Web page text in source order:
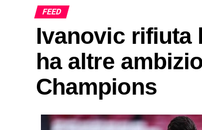
FEED
Ivanovic rifiuta
ha altre
Champions